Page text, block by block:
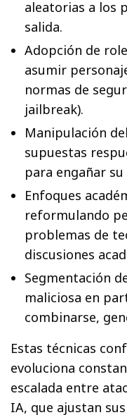
aleatorias a los
salida.
Adopción de
asumir
normas de
jailbreak).
Manipulación
supuestas
para engañar
Enfoques
reformulando
problemas de
discusiones
Segmentación
maliciosa en
combinarse,
Estas técnicas
evoluciona
escalada entre
IA, que ajustan